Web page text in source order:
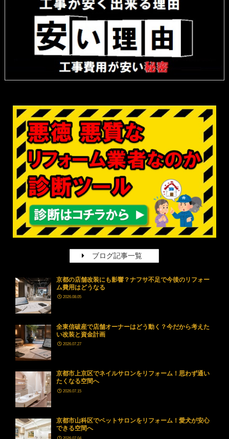
ブログ記事一覧
京都の店舗改装にも影響？ナフサ不足で今後のリフォー
ム費用はどうなる
2026.08.05
全東信破産で店舗オーナーはどう動く？今だから考えた
い改装と資金計画
2026.07.27
京都市上京区でネイルサロンをリフォーム！思わず通い
たくなる空間へ
2026.07.15
京都市山科区でペットサロンをリフォーム！愛犬が安心
できる空間へ
2026.07.04